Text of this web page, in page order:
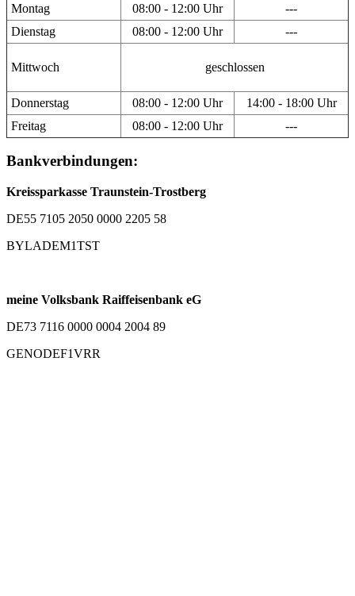
Montag 08:00 - 12:00 Uhr
---
Dienstag
08:00 - 12:00 Uhr ---
Mittwoch geschlossen
Donnerstag 08:00 - 12:00 Uhr
14:00 - 18:00 Uhr
Freitag
08:00 - 12:00 Uhr ---
Bankverbindungen:
Kreissparkasse Traunstein-Trostberg
DE55 7105 2050 0000 2205 58
BYLADEM1TST
meine Volksbank Raiffeisenbank eG
DE73 7116 0000 0004 2004 89
GENODEF1VRR